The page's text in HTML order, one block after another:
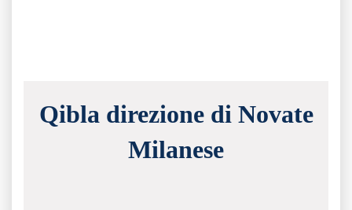
Qibla direzione di Novate
Milanese